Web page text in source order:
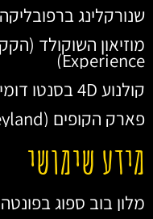
שנורקלינג
Experience)
קולנוע 4D בסנטו דומינגו
פארק הקופים (Monkeyland) בפונטה קאנה
מידע שימושי
מלון בוב ספוג